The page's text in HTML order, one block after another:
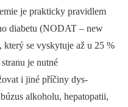
je prakticky pravidlem
diabetu (NODAT –⁠ new
který se vyskytuje až u 25 %
je nutné
i jiné příčiny dys­
alkoholu, hepatopatii,